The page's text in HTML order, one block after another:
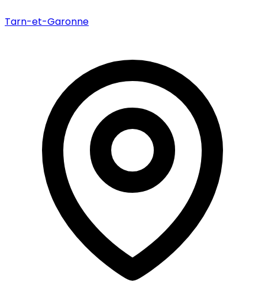
Tarn-et-Garonne